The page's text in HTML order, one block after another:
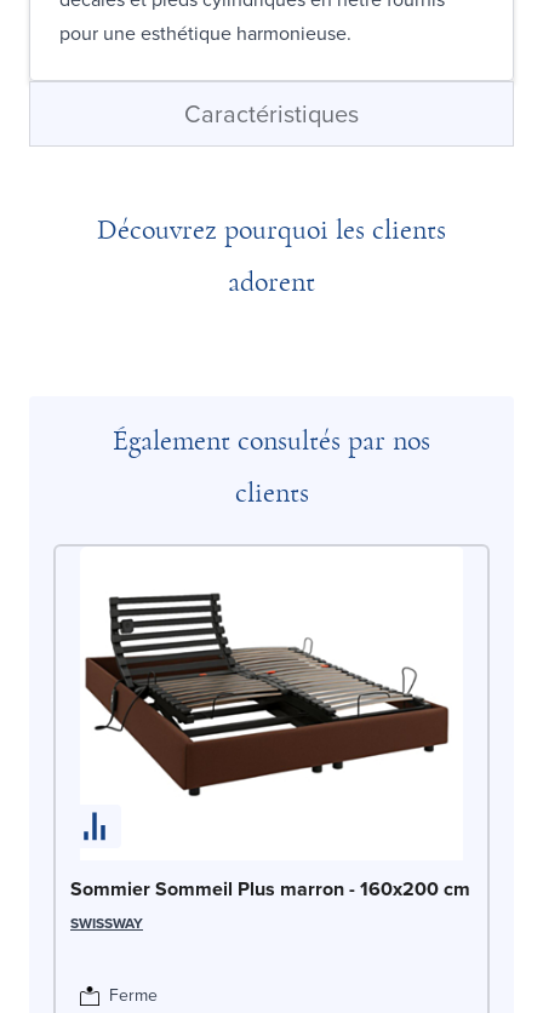
pour une esthétique harmonieuse.
Caractéristiques
Découvrez pourquoi les clients
adorent
Également consultés par nos
clients
Sommier Sommeil Plus marron - 160x200 cm
SWISSWAY
Ferme